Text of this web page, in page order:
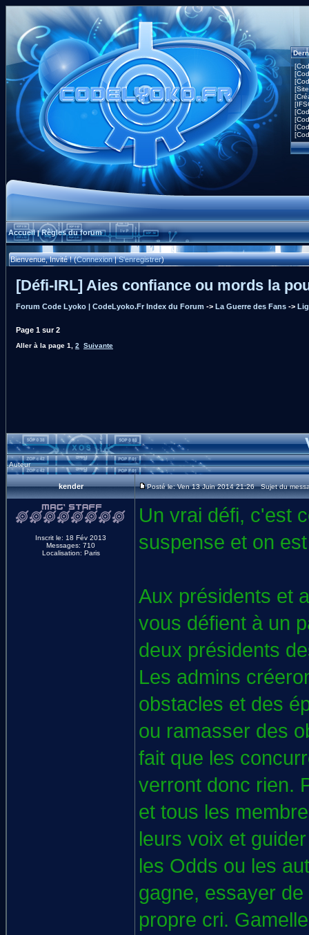
Accueil|Règles du forum
Bienvenue, Invité ! (Connexion|S'enregistrer)
[Défi-IRL] Aies confiance ou mords la
Forum Code Lyoko | CodeLyoko.Fr Index du Forum -> La Guerre des Fans ->
Page 1 sur2
Aller à la page 1 2 Suivante
Auteur
kender Posté le: Ven 13 Juin 2014 21:26 Sujet du
Inscrit le: 18 Fév 2013
Messages: 710
Localisation: Paris
Un vrai défi, c'est
suspense et on
Aux présidents et
vous défient à un
deux présidents
Les admins
obstacles et des
ou ramasser des
fait que les
verront donc rien.
et tous les
leurs voix et
les Odds ou les
gagne, essayer
propre cri.